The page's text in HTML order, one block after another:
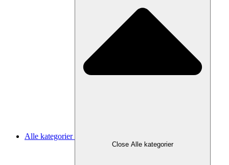
Alle kategorier
Close Alle kategorier